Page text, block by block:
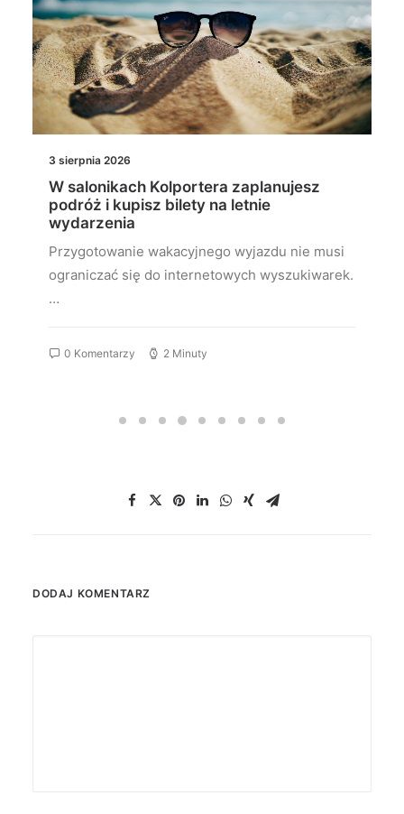
3 sierpnia 2026
W salonikach Kolportera zaplanujesz
podróż i kupisz bilety na letnie
wydarzenia
Przygotowanie wakacyjnego wyjazdu nie musi
ograniczać się do internetowych wyszukiwarek.
…
0 Komentarzy 2 Minuty
DODAJ KOMENTARZ